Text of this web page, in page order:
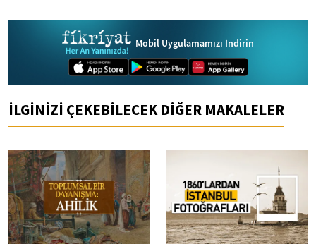
Mobil Uygulamamızı İndirin
İLGİNİZİ ÇEKEBİLECEK DİĞER MAKALELER